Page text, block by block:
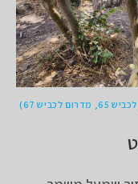
67)